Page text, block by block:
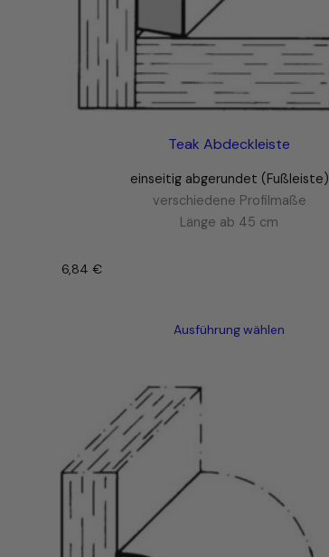
Teak Abdeckleiste
einseitig abgerundet (Fußleiste)
verschiedene Profilmaße
Länge ab 45 cm
6,84€
Ausführung wählen